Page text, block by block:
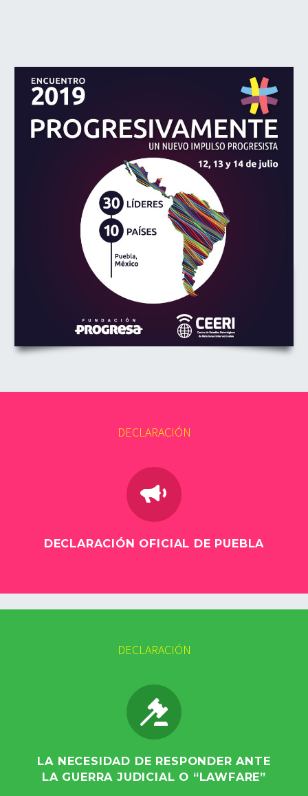
DECLARACIÓN


DECLARACIÓN OFICIAL DE PUEBLA
DECLARACIÓN


LA NECESIDAD DE RESPONDER ANTE
LA GUERRA JUDICIAL O “LAWFARE”